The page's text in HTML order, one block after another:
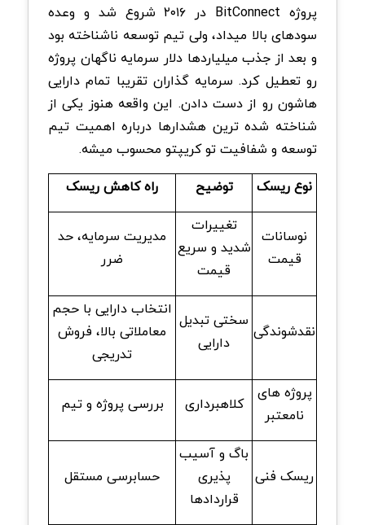
پروژه BitConnect در ۲۰۱۶ شروع شد و وعده
سودهای بالا میداد، ولی تیم توسعه ناشناخته بود
و بعد از جذب میلیاردها دلار سرمایه ناگهان پروژه
رو تعطیل کرد. سرمایه گذاران تقریبا تمام دارایی
هاشون رو از دست دادن. این واقعه هنوز یکی از
شناخته شده ترین هشدارها درباره اهمیت تیم
توسعه و شفافیت تو کریپتو محسوب میشه.
نوع ریسک
توضیح راه کاهش ریسک
نوسانات
قیمت
تغییرات
شدید و سریع
قیمت
مدیریت سرمایه، حد
ضرر
نقدشوندگی سختی تبدیل
دارایی
انتخاب دارایی با حجم
معاملاتی بالا، فروش
تدریجی
پروژه های
نامعتبر
کلاهبرداری بررسی پروژه و تیم
ریسک فنی
باگ و آسیب
پذیری
قراردادها
حسابرسی مستقل